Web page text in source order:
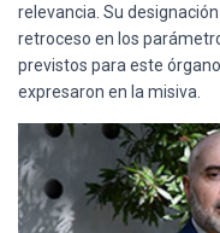
relevancia. Su
retroceso en los
previstos para este
expresaron en la misiva.